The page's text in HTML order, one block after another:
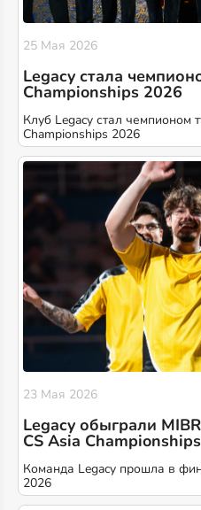
25 Мая 2026
Legacy стала
Championships 2026
Клуб Legacy стал чемпионом
Championships 2026
23 Мая 2026
Legacy обыграли
CS Asia
Команда Legacy прошла в
2026